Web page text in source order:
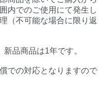
内でのご使用にて発生し
（不可能な場合に限り返
品商品は1年です。
での対応となりますので